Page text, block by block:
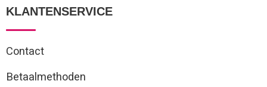
KLANTENSERVICE
Contact
Betaalmethoden